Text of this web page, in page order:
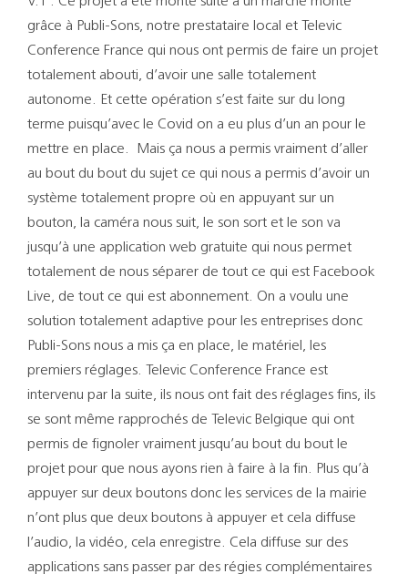
grâce à Publi-Sons, notre prestataire local et Televic
Conference France qui nous ont permis de faire un projet
totalement abouti, d’avoir une salle totalement
autonome. Et cette opération s’est faite sur du long
terme puisqu’avec le Covid on a eu plus d’un an pour le
mettre en place. Mais ça nous a permis vraiment d’aller
au bout du bout du sujet ce qui nous a permis d’avoir un
système totalement propre où en appuyant sur un
bouton, la caméra nous suit, le son sort et le son va
jusqu’à une application web gratuite qui nous permet
totalement de nous séparer de tout ce qui est Facebook
Live, de tout ce qui est abonnement. On a voulu une
solution totalement adaptive pour les entreprises donc
Publi-Sons nous a mis ça en place, le matériel, les
premiers réglages. Televic Conference France est
intervenu par la suite, ils nous ont fait des réglages fins, ils
se sont même rapprochés de Televic Belgique qui ont
permis de fignoler vraiment jusqu’au bout du bout le
projet pour que nous ayons rien à faire à la fin. Plus qu’à
appuyer sur deux boutons donc les services de la mairie
n’ont plus que deux boutons à appuyer et cela diffuse
l’audio, la vidéo, cela enregistre. Cela diffuse sur des
applications sans passer par des régies complémentaires